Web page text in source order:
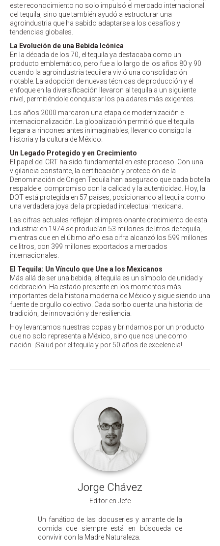
este reconocimiento no solo impulsó el mercado internacional
del tequila, sino que también ayudó a estructurar una
agroindustria que ha sabido adaptarse a los desafíos y
tendencias globales.
La Evolución de una Bebida Icónica
En la década de los 70, el tequila ya destacaba como un
producto emblemático, pero fue a lo largo de los años 80 y 90
cuando la agroindustria tequilera vivió una consolidación
notable. La adopción de nuevas técnicas de producción y el
enfoque en la diversificación llevaron al tequila a un siguiente
nivel, permitiéndole conquistar los paladares más exigentes.
Los años 2000 marcaron una etapa de modernización e
internacionalización. La globalización permitió que el tequila
llegara a rincones antes inimaginables, llevando consigo la
historia y la cultura de México.
Un Legado Protegido y en Crecimiento
El papel del CRT ha sido fundamental en este proceso. Con una
vigilancia constante, la certificación y protección de la
Denominación de Origen Tequila han asegurado que cada botella
respalde el compromiso con la calidad y la autenticidad. Hoy, la
DOT está protegida en 57 países, posicionando al tequila como
una verdadera joya de la propiedad intelectual mexicana.
Las cifras actuales reflejan el impresionante crecimiento de esta
industria: en 1974 se producían 53 millones de litros de tequila,
mientras que en el último año esa cifra alcanzó los 599 millones
de litros, con 399 millones exportados a mercados
internacionales.
El Tequila: Un Vínculo que Une a los Mexicanos
Más allá de ser una bebida, el tequila es un símbolo de unidad y
celebración. Ha estado presente en los momentos más
importantes de la historia moderna de México y sigue siendo una
fuente de orgullo colectivo. Cada sorbo cuenta una historia: de
tradición, de innovación y de resiliencia.
Hoy levantamos nuestras copas y brindamos por un producto
que no solo representa a México, sino que nos une como
nación. ¡Salud por el tequila y por 50 años de excelencia!
Jorge Chávez
Editor en Jefe
Un fanático de las docuseries y amante de la
comida que siempre está en búsqueda de
convivir con la Madre Naturaleza.